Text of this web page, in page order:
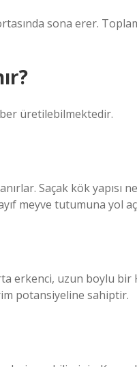
sona erer.
üretilebilmektedir.
Saçak kök yapısı
meyve tutumuna yol
erkenci, uzun boylu bir
potansiyeline sahiptir.